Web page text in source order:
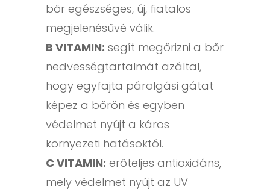
bőr egészséges, új, fiatalos
megjelenésűvé válik.
B VITAMIN: segít megőrizni a bőr
nedvességtartalmát azáltal,
hogy egyfajta párolgási gátat
képez a bőrön és egyben
védelmet nyújt a káros
környezeti hatásoktól.
C VITAMIN: erőteljes antioxidáns,
mely védelmet nyújt az UV